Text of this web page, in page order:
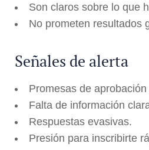
Son claros sobre lo que
No prometen resultados
Señales de alerta
Promesas de
Falta de información
Respuestas evasivas.
Presión para inscribirte